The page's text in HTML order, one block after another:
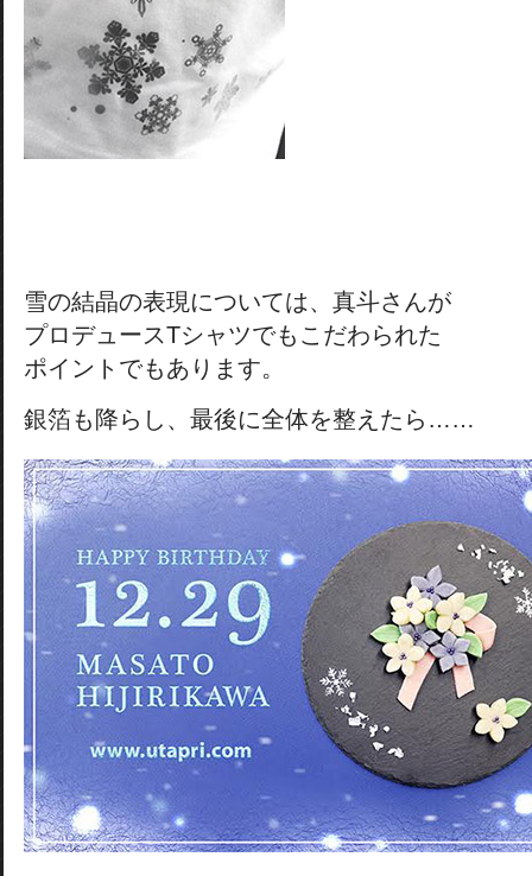
雪の結晶の表現については、真斗さんが
プロデュースTシャツでもこだわられた
ポイントでもあります。
銀箔も降らし、最後に全体を整えたら……